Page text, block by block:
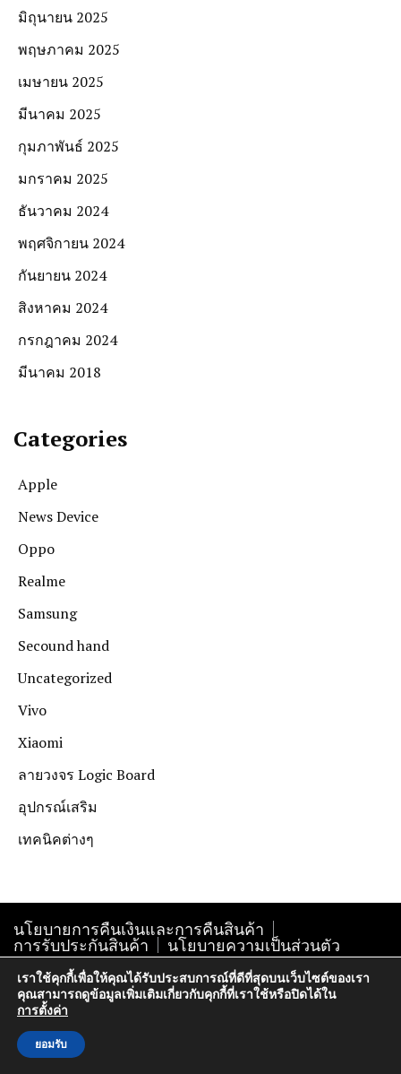
มิถุนายน 2025
พฤษภาคม 2025
เมษายน 2025
มีนาคม 2025
กุมภาพันธ์ 2025
มกราคม 2025
ธันวาคม 2024
พฤศจิกายน 2024
กันยายน 2024
สิงหาคม 2024
กรกฎาคม 2024
มีนาคม 2018
Categories
Apple
News Device
Oppo
Realme
Samsung
Secound hand
Uncategorized
Vivo
Xiaomi
ลายวงจร Logic Board
อุปกรณ์เสริม
เทคนิคต่างๆ
นโยบายการคืนเงินและการคืนสินค้า
การรับประกันสินค้า นโยบายความเป็นส่วนตัว
Copyright@krokphra-it.com2005
เราใช้คุกกี้เพื่อให้คุณได้รับประสบการณ์ที่ดีที่สุดบนเว็บไซต์ของเรา
คุณสามารถดูข้อมูลเพิ่มเติมเกี่ยวกับคุกกี้ที่เราใช้หรือปิดได้ใน
การตั้งค่า
ยอมรับ